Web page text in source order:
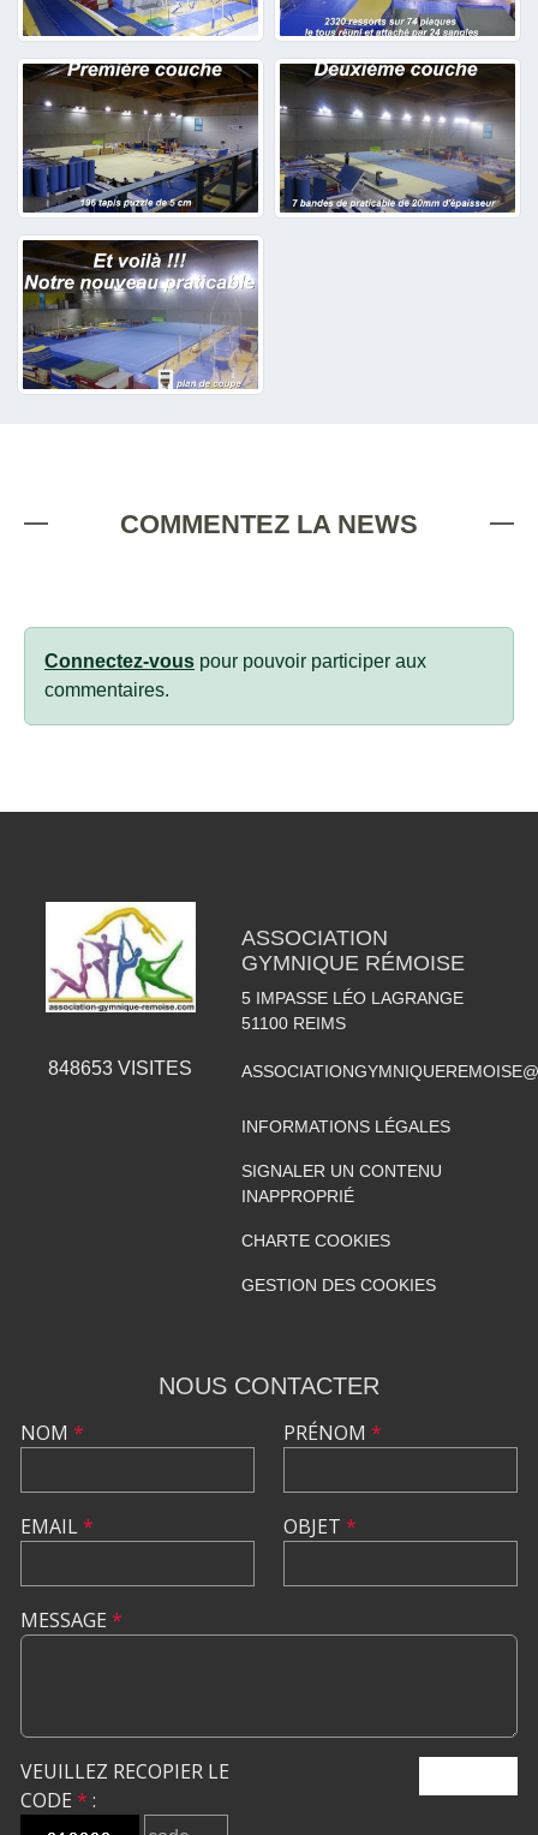
COMMENTEZ LA NEWS
Connectez-vous pour pouvoir participer aux
commentaires.
848653 VISITES
ASSOCIATION
GYMNIQUE RÉMOISE
5 IMPASSE LÉO LAGRANGE
51100 REIMS
INFORMATIONS LÉGALES
SIGNALER UN CONTENU
INAPPROPRIÉ
CHARTE COOKIES
GESTION DES COOKIES
NOUS CONTACTER
NOM *
EMAIL*
PRÉNOM *
OBJET *
MESSAGE *
VEUILLEZ RECOPIER LE
CODE * :